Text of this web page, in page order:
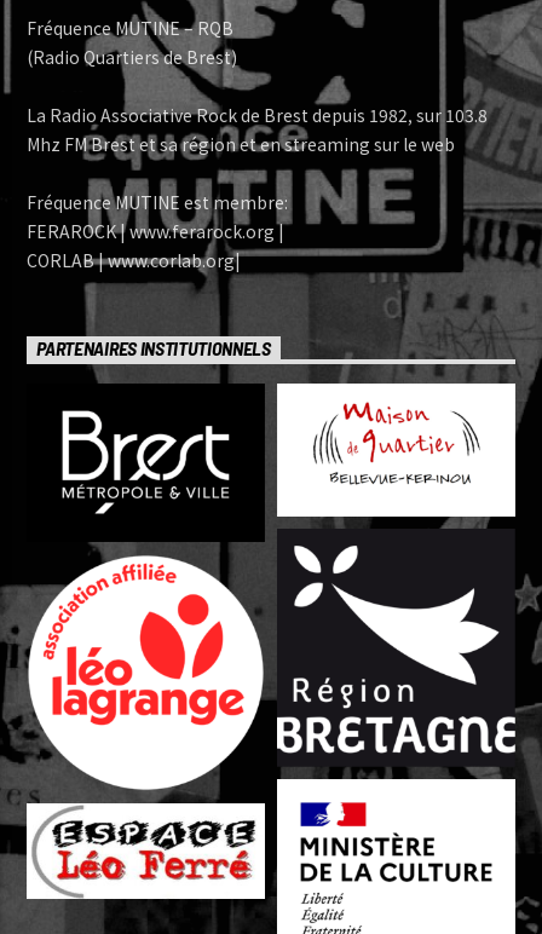
Fréquence MUTINE – RQB
(Radio Quartiers de Brest)
La Radio Associative Rock de Brest depuis 1982, sur 103.8
Mhz FM Brest et sa région et en streaming sur le web
Fréquence MUTINE est membre:
FERAROCK | www.ferarock.org |
CORLAB | www.corlab.org|
PARTENAIRES INSTITUTIONNELS